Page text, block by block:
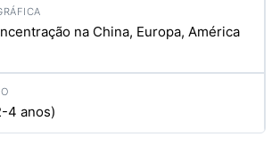
na China, Europa, América
4 anos)